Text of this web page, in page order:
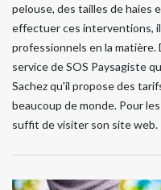
pelouse, des tailles de haies
effectuer ces interventions,
professionnels en la matière.
service de SOS Paysagiste
Sachez qu'il propose des
beaucoup de monde. Pour
suffit de visiter son site web.